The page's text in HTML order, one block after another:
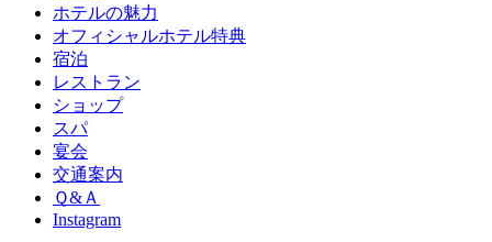
ホテルの魅力
オフィシャルホテル特典
宿泊
レストラン
ショップ
スパ
宴会
交通案内
Ｑ&Ａ
Instagram